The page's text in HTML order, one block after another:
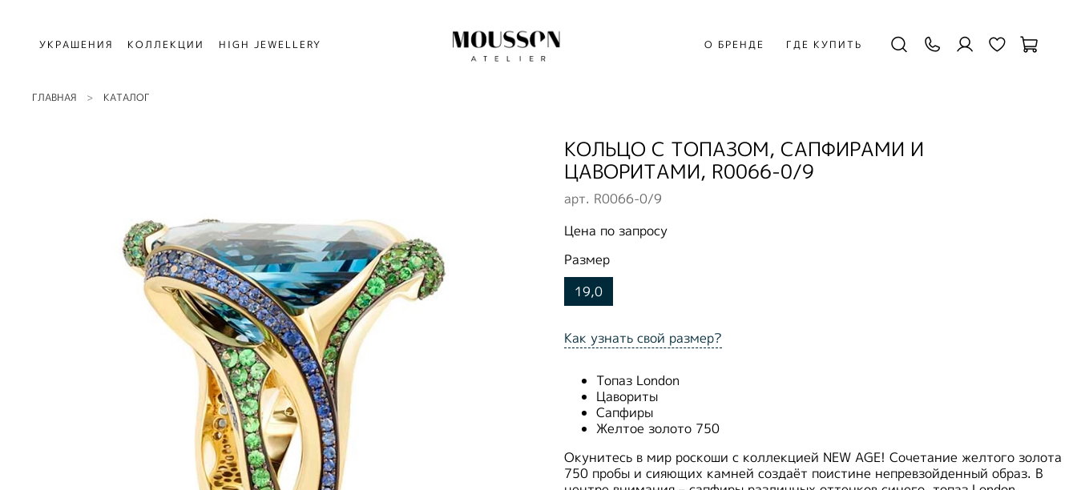
УКРАШЕНИЯ КОЛЛЕКЦИИ HIGH JEWELLERY О БРЕНДЕ ГДЕ КУПИТЬ
ГЛАВНАЯ КАТАЛОГ
арт. R0066-0/9
КОЛЬЦО С ТОПАЗОМ, САПФИРАМИ И
ЦАВОРИТАМИ, R0066-0/9
Цена по запросу
Как узнать свой размер?
Размер
19,0
Топаз London
Цавориты
Сапфиры
Желтое золото 750
Окунитесь в мир роскоши с коллекцией NEW AGE! Сочетание желтого золота
750 пробы и сияющих камней создаёт поистине непревзойденный образ. В